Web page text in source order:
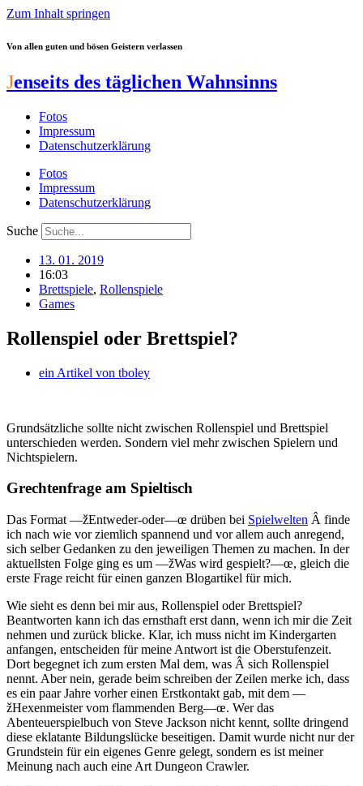
Zum Inhalt springen
Von allen guten und bösen Geistern verlassen
Jenseits des täglichen Wahnsinns
Fotos
Impressum
Datenschutzerklärung
Fotos
Impressum
Datenschutzerklärung
Suche
13. 01. 2019
16:03
Brettspiele, Rollenspiele
Games
Rollenspiel oder Brettspiel?
ein Artikel von tboley
Grundsätzliche sollte nicht zwischen Rollenspiel und Brettspiel
unterschieden werden. Sondern viel mehr zwischen Spielern und
Nichtspielern.
Grechtenfrage am Spieltisch
Das Format —žEntweder-oder—œ drüben bei Spielwelten Â finde
ich nach wie vor ziemlich spannend und vor allem auch anregend,
sich selber Gedanken zu den jeweiligen Themen zu machen. In der
aktuellsten Folge ging es um —žWas wird gespielt?—œ, gleich die
erste Frage reicht für einen ganzen Blogartikel für mich.
Wie sieht es denn bei mir aus, Rollenspiel oder Brettspiel?
Beantworten kann ich das ernsthaft erst dann, wenn ich mir die Zeit
nehmen und zurück blicke. Klar, ich muss nicht im Kindergarten
anfangen, entscheiden für meine Antwort ist die Oberstufenzeit.
Dort begegnet ich zum ersten Mal dem, was Â sich Rollenspiel
nennt. Aber nein, gerade beim schreiben der Zeilen merke ich, dass
es ein paar Jahre vorher einen Erstkontakt gab, mit dem —
žHexenmeister vom flammenden Berg—œ. Wer das
Abenteuerspielbuch von Steve Jackson nicht kennt, sollte dringend
diese eklatante Bildungslücke beseitigen. Damit wurde nicht nur der
Grundstein für ein eigenes Genre gelegt, sondern es ist meiner
Meinung nach auch eine Art Dungeon Crawler.